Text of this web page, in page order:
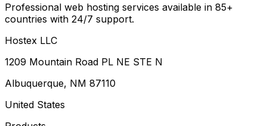
Professional web hosting services available in 85+
countries with 24/7 support.
Hostex LLC
1209 Mountain Road PL NE STE N
Albuquerque, NM 87110
United States